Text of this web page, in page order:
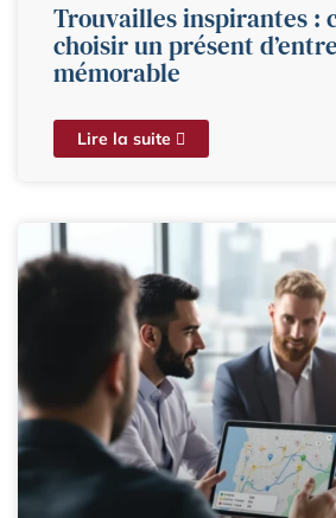
Trouvailles inspirantes :
choisir un présent
mémorable
Lire la suite